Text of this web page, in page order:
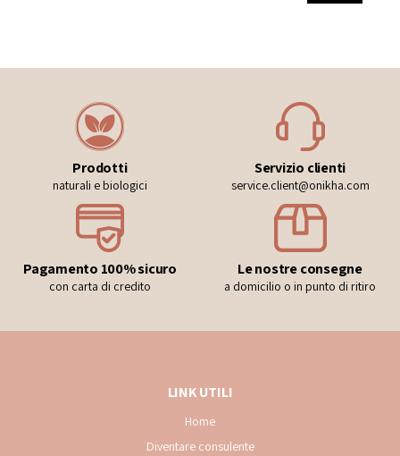
Prodotti
naturali e biologici
Servizio clienti
service.client@onikha.com
Pagamento 100% sicuro
con carta di credito
Le nostre consegne
a domicilio o in punto di ritiro
LINK UTILI
Home
Diventare consulente